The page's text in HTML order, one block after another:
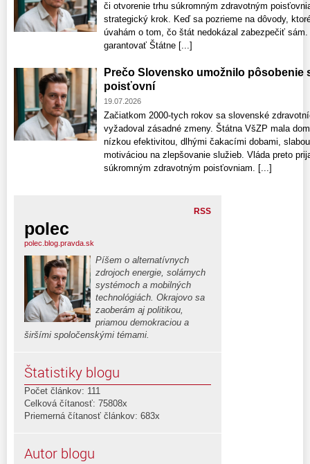
či otvorenie trhu súkromným zdravotným
strategický krok. Keď sa pozrieme na dôvody,
úvahám o tom, čo štát nedokázal zabezpečiť
garantovať Štátne [...]
Prečo Slovensko umožnilo
poisťovní
19.07.2026
Začiatkom 2000‑tych rokov sa slovenské
vyžadoval zásadné zmeny. Štátna VšZP mala
nízkou efektivitou, dlhými čakacími dobami,
motiváciou na zlepšovanie služieb. Vláda preto
súkromným zdravotným poisťovniam. [...]
RSS
polec
polec.blog.pravda.sk
Píšem o alternatívnych
zdrojoch energie, solárnych
systémoch a mobilných
technológiách. Okrajovo sa
zaoberám aj politikou,
priamou demokraciou a
širšími spoločenskými témami.
Štatistiky blogu
Počet článkov: 111
Celková čítanosť: 75808x
Priemerná čítanosť článkov: 683x
Autor blogu